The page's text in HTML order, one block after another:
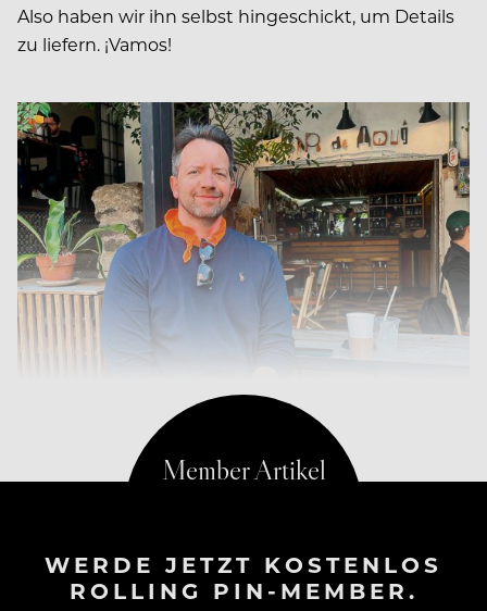
Also haben wir ihn selbst hingeschickt, um Details
zu liefern. ¡Vamos!
WERDE JETZT KOSTENLOS
ROLLING PIN-MEMBER.